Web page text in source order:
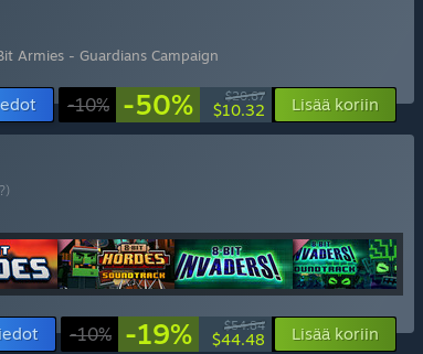
Armies - Guardians Campaign
-10% -50% $20.67
$10.32 Lisää koriin
-10% -19% $54.84
$44.48 Lisää koriin